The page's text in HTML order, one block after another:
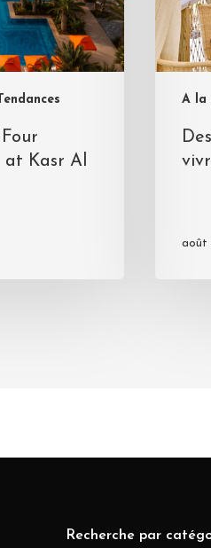
Tendances
at Kasr Al
A la
août
Recherche par